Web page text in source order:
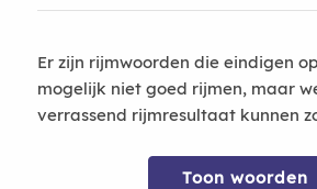
Er zijn rijmwoorden die eindigen op
mogelijk niet goed rijmen, maar
verrassend rijmresultaat kunnen
Toon woorden